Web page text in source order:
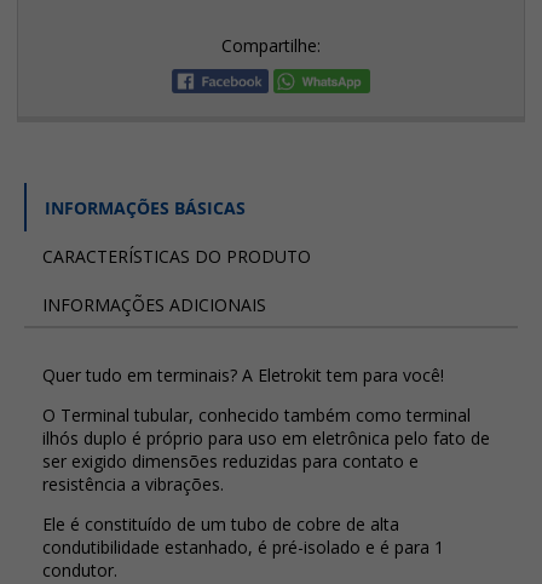
Compartilhe:
INFORMAÇÕES BÁSICAS
CARACTERÍSTICAS DO PRODUTO
INFORMAÇÕES ADICIONAIS
Quer tudo em terminais? A Eletrokit tem para você!
O Terminal tubular, conhecido também como terminal
ilhós duplo é próprio para uso em eletrônica pelo fato de
ser exigido dimensões reduzidas para contato e
resistência a vibrações.
Ele é constituído de um tubo de cobre de alta
condutibilidade estanhado, é pré-isolado e é para 1
condutor.